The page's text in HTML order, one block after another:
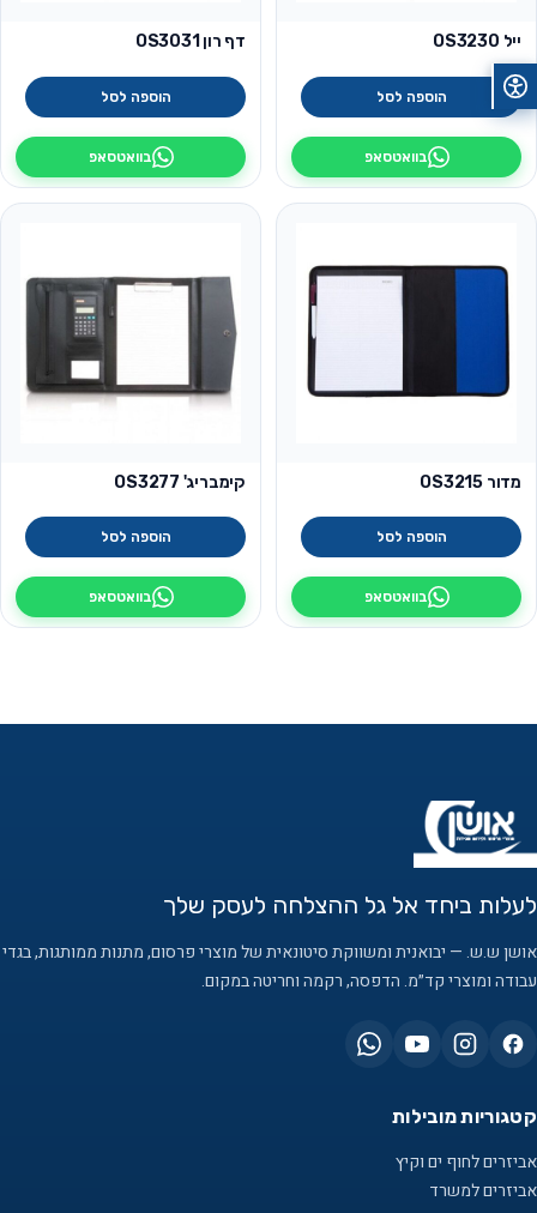
ייל OS3230
הוספה לסל
בוואטסאפ
דף רון OS3031
הוספה לסל
בוואטסאפ
מדור OS3215
הוספה לסל
בוואטסאפ
קימבריג' OS3277
הוספה לסל
בוואטסאפ
לעלות ביחד אל גל ההצלחה לעסק שלך
אושן ש.ש. — יבואנית ומשווקת סיטונאית של מוצרי פרסום, מתנות ממותגות, בגדי
עבודה ומוצרי קד״מ. הדפסה, רקמה וחריטה במקום.
קטגוריות מובילות
אביזרים לחוף ים וקיץ
אביזרים למשרד